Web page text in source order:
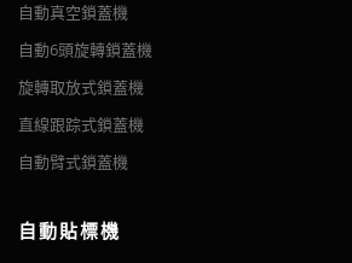
自動真空鎖蓋機
自動6頭旋轉鎖蓋機
旋轉取放式鎖蓋機
直線跟踪式鎖蓋機
自動臂式鎖蓋機
自動貼標機